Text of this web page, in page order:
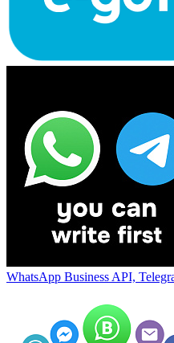
WhatsApp Business API,